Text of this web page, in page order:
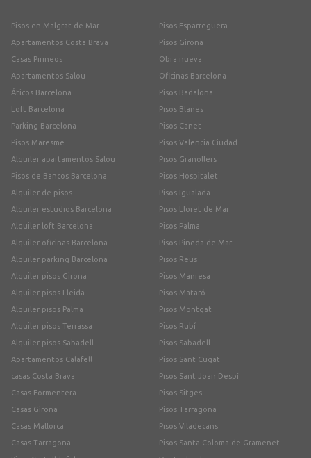
Pisos en Malgrat de Mar
Apartamentos Costa Brava
Casas Pirineos
Apartamentos Salou
Áticos Barcelona
Loft Barcelona
Parking Barcelona
Pisos Maresme
Alquiler apartamentos Salou
Pisos de Bancos Barcelona
Alquiler de pisos
Alquiler estudios Barcelona
Alquiler loft Barcelona
Alquiler oficinas Barcelona
Alquiler parking Barcelona
Alquiler pisos Girona
Alquiler pisos Lleida
Alquiler pisos Palma
Alquiler pisos Terrassa
Alquiler pisos Sabadell
Apartamentos Calafell
casas Costa Brava
Casas Formentera
Casas Girona
Casas Mallorca
Casas Tarragona
Pisos Esparreguera
Pisos Girona
Obra nueva
Oficinas Barcelona
Pisos Badalona
Pisos Blanes
Pisos Canet
Pisos Valencia Ciudad
Pisos Granollers
Pisos Hospitalet
Pisos Igualada
Pisos Lloret de Mar
Pisos Palma
Pisos Pineda de Mar
Pisos Reus
Pisos Manresa
Pisos Mataró
Pisos Montgat
Pisos Rubí
Pisos Sabadell
Pisos Sant Cugat
Pisos Sant Joan Despí
Pisos Sitges
Pisos Tarragona
Pisos Viladecans
Pisos Santa Coloma de Gramenet